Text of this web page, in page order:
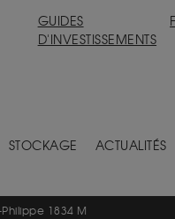
GUIDES
D'INVESTISSEMENTS
STOCKAGE ACTUALITÉS
1834 M